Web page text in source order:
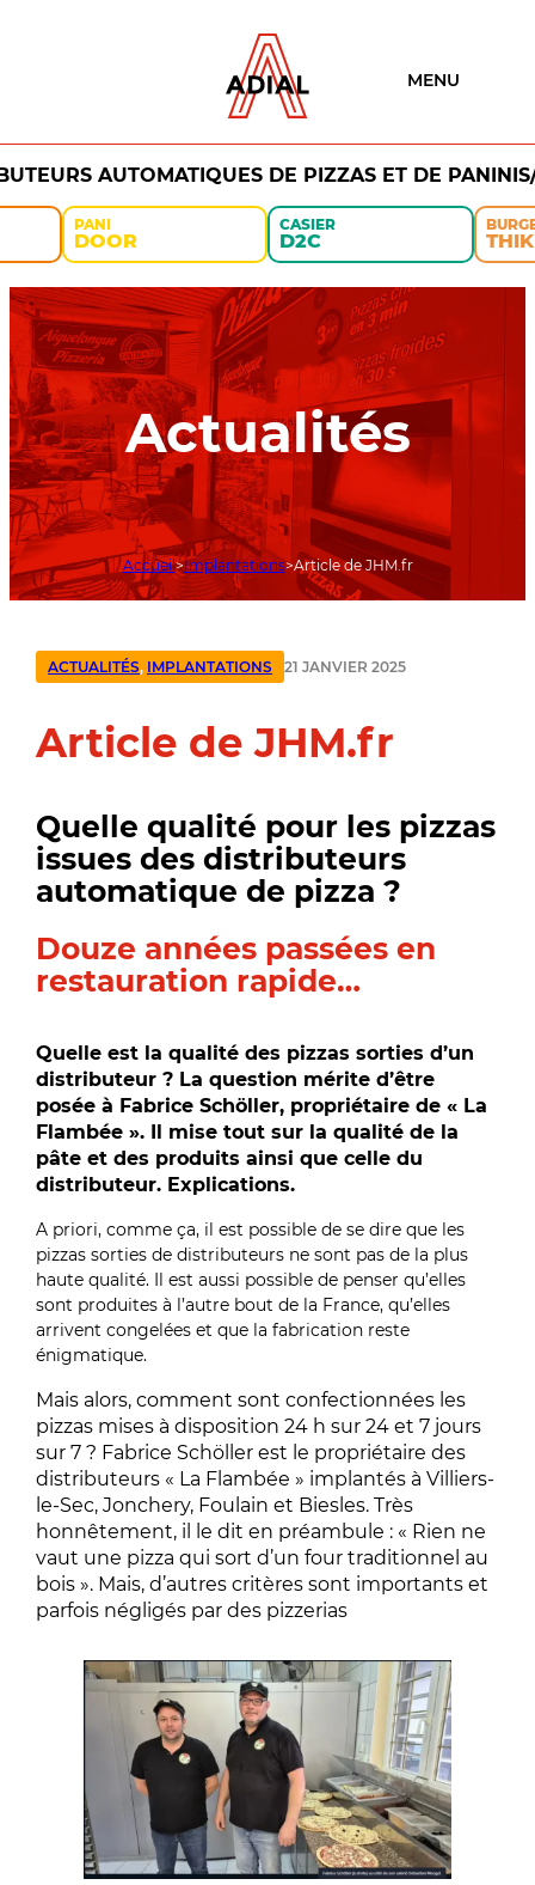
MENU
AUTOMATIQUES DE PIZZAS ET DE
PANI
DOOR
CASIER
D2C THIK
Actualités
Accueil Implantations Article de JHM.fr
ACTUALITÉS, IMPLANTATIONS 21 JANVIER 2025
Article de JHM.fr
Quelle qualité pour les pizzas
issues des distributeurs
automatique de pizza ?
Douze années passées en
restauration rapide…
Quelle est la qualité des pizzas sorties d’un
distributeur ? La question mérite d’être
posée à Fabrice Schöller, propriétaire de « La
Flambée ». Il mise tout sur la qualité de la
pâte et des produits ainsi que celle du
distributeur. Explications.
A priori, comme ça, il est possible de se dire que les
pizzas sorties de distributeurs ne sont pas de la plus
haute qualité. Il est aussi possible de penser qu’elles
sont produites à l’autre bout de la France, qu’elles
arrivent congelées et que la fabrication reste
énigmatique.
Mais alors, comment sont confectionnées les
pizzas mises à disposition 24 h sur 24 et 7 jours
sur 7 ? Fabrice Schöller est le propriétaire des
distributeurs « La Flambée » implantés à Villiers-
le-Sec, Jonchery, Foulain et Biesles. Très
honnêtement, il le dit en préambule : « Rien ne
vaut une pizza qui sort d’un four traditionnel au
bois ». Mais, d’autres critères sont importants et
parfois négligés par des pizzerias